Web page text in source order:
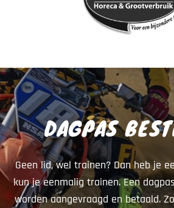
DAGPAS
Geen lid, wel trainen? Dan heb je
kun je eenmalig trainen. Een
worden aangevraagd en betaald.